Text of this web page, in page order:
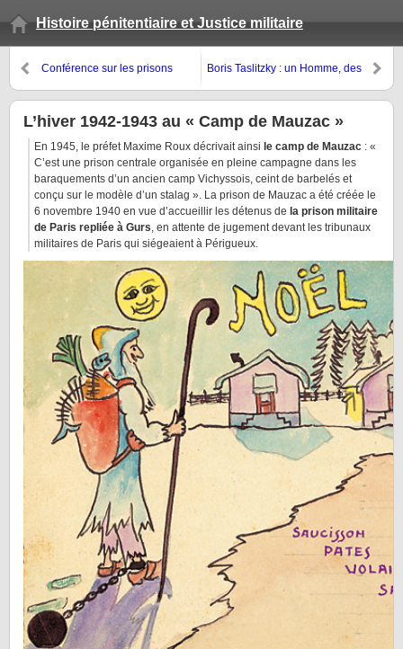
Histoire pénitentiaire et Justice militaire
Conférence sur les prisons
la Société Historique du VIe
Boris Taslitzky : un Homme, des
L’hiver 1942-1943 au « Camp de Mauzac »
En 1945, le préfet Maxime Roux décrivait ainsi le camp de Mauzac : «
C’est une prison centrale organisée en pleine campagne dans les
baraquements d’un ancien camp Vichyssois, ceint de barbelés et
conçu sur le modèle d’un stalag ». La prison de Mauzac a été créée le
6 novembre 1940 en vue d’accueillir les détenus de la prison militaire
de Paris repliée à Gurs, en attente de jugement devant les tribunaux
militaires de Paris qui siégeaient à Périgueux.